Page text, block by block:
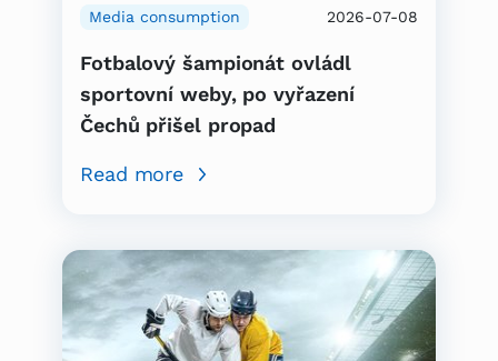
Media consumption 2026-07-08
Fotbalový šampionát ovládl
sportovní weby, po vyřazení
Čechů přišel propad
Read more